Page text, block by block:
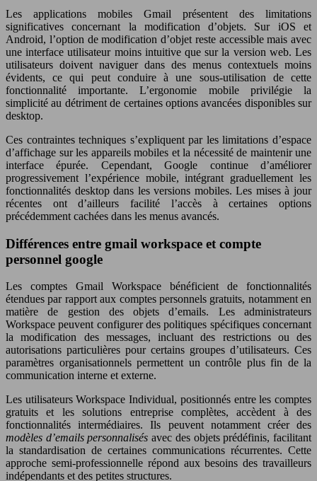
Les applications mobiles Gmail présentent des limitations
significatives concernant la modification d’objets. Sur iOS et
Android, l’option de modification d’objet reste accessible mais avec
une interface utilisateur moins intuitive que sur la version web. Les
utilisateurs doivent naviguer dans des menus contextuels moins
évidents, ce qui peut conduire à une sous-utilisation de cette
fonctionnalité importante. L’ergonomie mobile privilégie la
simplicité au détriment de certaines options avancées disponibles sur
desktop.
Ces contraintes techniques s’expliquent par les limitations d’espace
d’affichage sur les appareils mobiles et la nécessité de maintenir une
interface épurée. Cependant, Google continue d’améliorer
progressivement l’expérience mobile, intégrant graduellement les
fonctionnalités desktop dans les versions mobiles. Les mises à jour
récentes ont d’ailleurs facilité l’accès à certaines options
précédemment cachées dans les menus avancés.
Différences entre gmail workspace et compte
personnel google
Les comptes Gmail Workspace bénéficient de fonctionnalités
étendues par rapport aux comptes personnels gratuits, notamment en
matière de gestion des objets d’emails. Les administrateurs
Workspace peuvent configurer des politiques spécifiques concernant
la modification des messages, incluant des restrictions ou des
autorisations particulières pour certains groupes d’utilisateurs. Ces
paramètres organisationnels permettent un contrôle plus fin de la
communication interne et externe.
Les utilisateurs Workspace Individual, positionnés entre les comptes
gratuits et les solutions entreprise complètes, accèdent à des
fonctionnalités intermédiaires. Ils peuvent notamment créer des
modèles d’emails personnalisésavec des objets prédéfinis, facilitant
la standardisation de certaines communications récurrentes. Cette
approche semi-professionnelle répond aux besoins des travailleurs
indépendants et des petites structures.